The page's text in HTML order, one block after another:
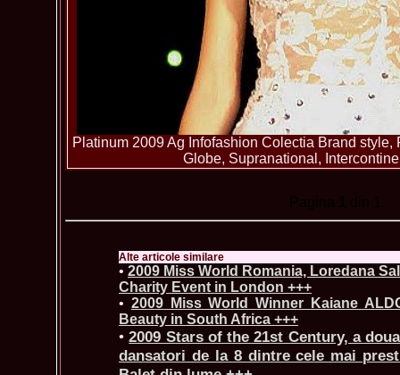
Platinum 2009 Ag Infofashion Colectia Brand
Globe, Supranational,
Alte articole similare
• 2009 Miss World Romania, Loredana
Charity Event in London +++
• 2009 Miss World Winner Kaiane
Beauty in South Africa +++
•2009 Stars of the 21st Century, a
dansatori de la 8 dintre cele mai